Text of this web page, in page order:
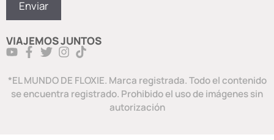
VIAJEMOS JUNTOS
*EL MUNDO DE FLOXIE. Marca registrada. Todo el contenido
se encuentra registrado. Prohibido el uso de imágenes sin
autorización